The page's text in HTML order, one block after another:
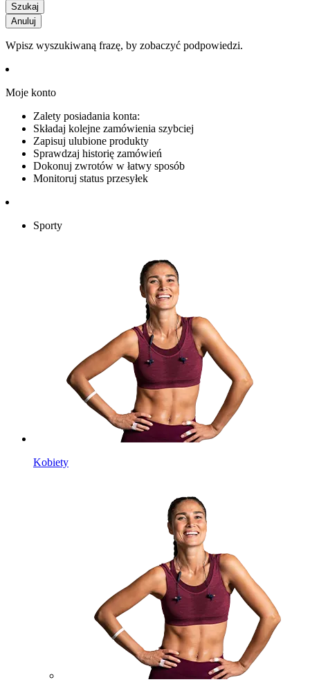
Szukaj
Anuluj
Wpisz wyszukiwaną frazę, by zobaczyć podpowiedzi.
Moje konto
Zalety posiadania konta:
Składaj kolejne zamówienia szybciej
Zapisuj ulubione produkty
Sprawdzaj historię zamówień
Dokonuj zwrotów w łatwy sposób
Monitoruj status przesyłek
Sporty
Kobiety